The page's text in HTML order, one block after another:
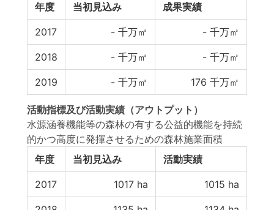
年度
当初見込み 成果実績
2017 - 千万㎥ - 千万㎥
2018 - 千万㎥ - 千万㎥
2019 - 千万㎥ 176 千万㎥
活動指標及び活動実績 （アウトプット）
水源涵養機能等の森林の有する公益的機能を持続
的かつ高度に発揮させるための森林施業面積
年度
当初見込み 活動実績
2017 1017 ha 1015 ha